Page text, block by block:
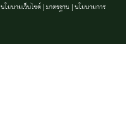
นโยบายเว็บไซต์|มาตรฐาน |นโยบายการ